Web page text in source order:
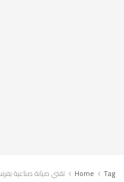
Home Tag تقني صيانة صناعية